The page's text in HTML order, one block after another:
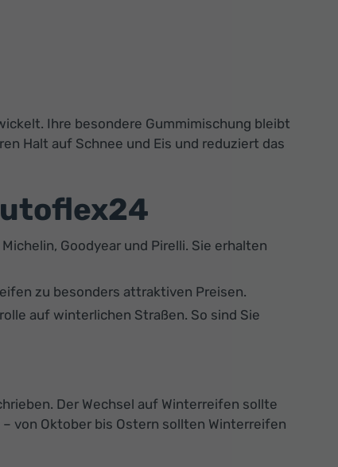
Ihre besondere Gummimischung bleibt
Halt auf Schnee und Eis und reduziert das
Goodyear und Pirelli. Sie erhalten
zu besonders attraktiven Preisen.
auf winterlichen Straßen. So sind Sie
Der Wechsel auf Winterreifen sollte
von Oktober bis Ostern sollten Winterreifen